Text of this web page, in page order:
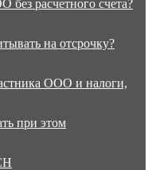
без расчетного счета?
на отсрочку?
ООО и налоги,
при этом